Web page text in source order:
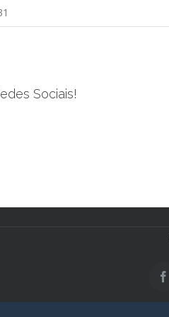
Sociais!